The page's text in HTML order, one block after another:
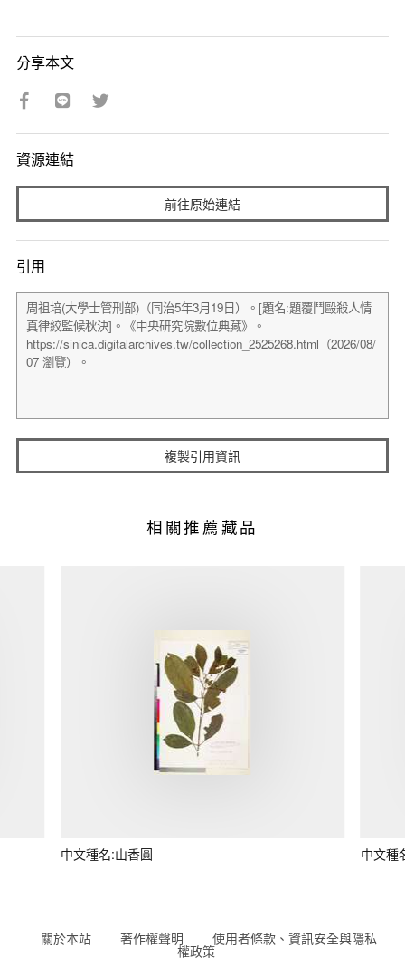
分享本文
資源連結
前往原始連結
引用
複製引用資訊
相關推薦藏品
中文種名:山香圓 中文種
關於本站 著作權聲明 使用者條款、資訊安全與隱私
權政策